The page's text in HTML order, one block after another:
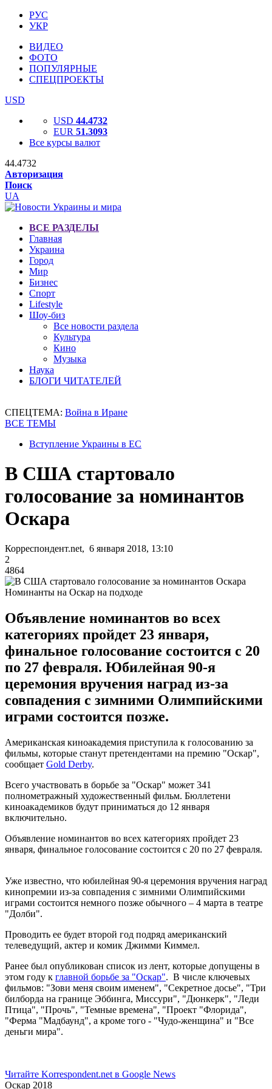
РУС
УКР
ВИДЕО
ФОТО
ПОПУЛЯРНЫЕ
СПЕЦПРОЕКТЫ
USD
USD 44.4732
EUR 51.3093
Все курсы валют
44.4732
Авторизация
Поиск
UA
ВСЕ РАЗДЕЛЫ
Главная
Украина
Город
Мир
Бизнес
Спорт
Lifestyle
Шоу-биз
Все новости раздела
Культура
Кино
Музыка
Наука
БЛОГИ ЧИТАТЕЛЕЙ
СПЕЦТЕМА: Война в Иране
ВСЕ ТЕМЫ
Вступление Украины в ЕС
В США стартовало
голосование за номинантов
Оскара
Корреспондент.net, 6 января 2018, 13:10
2
4864
Номинанты на Оскар на подходе
Объявление номинантов во всех
категориях пройдет 23 января,
финальное голосование состоится с 20
по 27 февраля. Юбилейная 90-я
церемония вручения наград из-за
совпадения с зимними Олимпийскими
играми состоится позже.
Американская киноакадемия приступила к голосованию за
фильмы, которые станут претендентами на премию "Оскар",
сообщает Gold Derby.
Всего участвовать в борьбе за "Оскар" может 341
полнометражный художественный фильм. Бюллетени
киноакадемиков будут приниматься до 12 января
включительно.
Объявление номинантов во всех категориях пройдет 23
января, финальное голосование состоится с 20 по 27 февраля.
Уже известно, что юбилейная 90-я церемония вручения наград
кинопремии из-за совпадения с зимними Олимпийскими
играми состоится немного позже обычного – 4 марта в театре
"Долби".
Проводить ее будет второй год подряд американский
телеведущий, актер и комик Джимми Киммел.
Ранее был опубликован список из лент, которые допущены в
этом году к главной борьбе за "Оскар". В числе ключевых
фильмов: "Зови меня своим именем", "Секретное досье", "Три
билборда на границе Эббинга, Миссури", "Дюнкерк", "Леди
Птица", "Прочь", "Темные времена", "Проект "Флорида",
"Ферма "Мадбаунд", а кроме того - "Чудо-женщина" и "Все
деньги мира".
Читайте Korrespondent.net в Google News
Оскар 2018